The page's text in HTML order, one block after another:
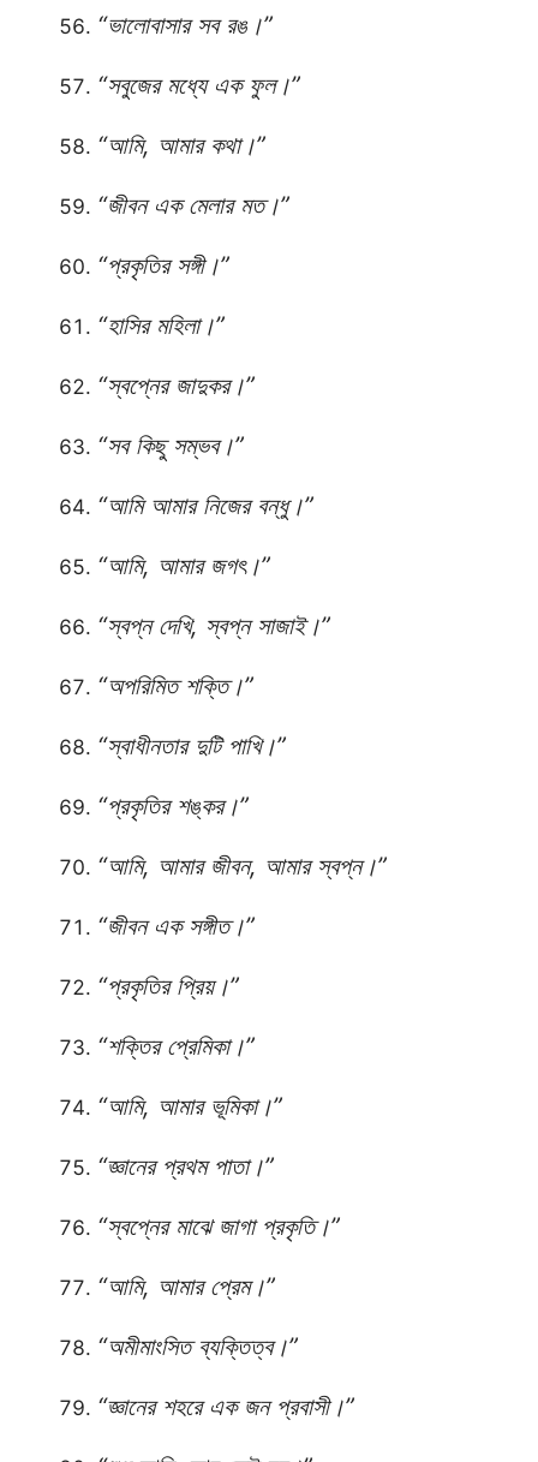
“ভালোবাসার সব রঙ।”
“সবুজের মধ্যে এক ফুল।”
“আমি, আমার কথা।”
“জীবন এক মেলার মত।”
“প্রকৃতির সঙ্গী।”
“হাসির মহিলা।”
“স্বপ্নের জাদুকর।”
“সব কিছু সম্ভব।”
“আমি আমার নিজের বন্ধু।”
“আমি, আমার জগৎ।”
“স্বপ্ন দেখি, স্বপ্ন সাজাই।”
“অপরিমিত শক্তি।”
“স্বাধীনতার দুটি পাখি।”
“প্রকৃতির শঙ্কর।”
“আমি, আমার জীবন, আমার স্বপ্ন।”
“জীবন এক সঙ্গীত।”
“প্রকৃতির প্রিয়।”
“শক্তির প্রেমিকা।”
“আমি, আমার ভূমিকা।”
“জ্ঞানের প্রথম পাতা।”
“স্বপ্নের মাঝে জাগা প্রকৃতি।”
“আমি, আমার প্রেম।”
“অমীমাংসিত ব্যক্তিত্ব।”
“জ্ঞানের শহরে এক জন প্রবাসী।”